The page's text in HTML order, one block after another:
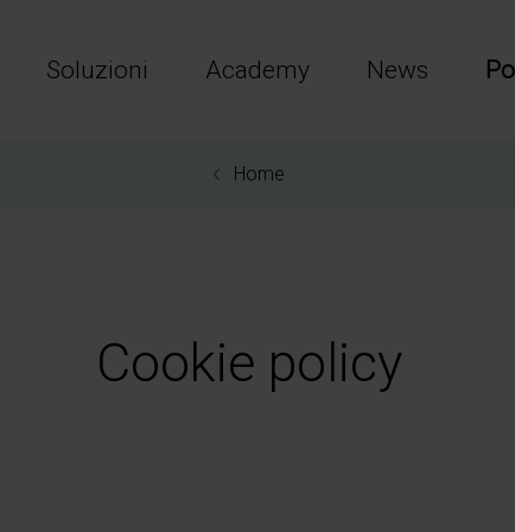
Soluzioni Academy News
Home
Cookie policy